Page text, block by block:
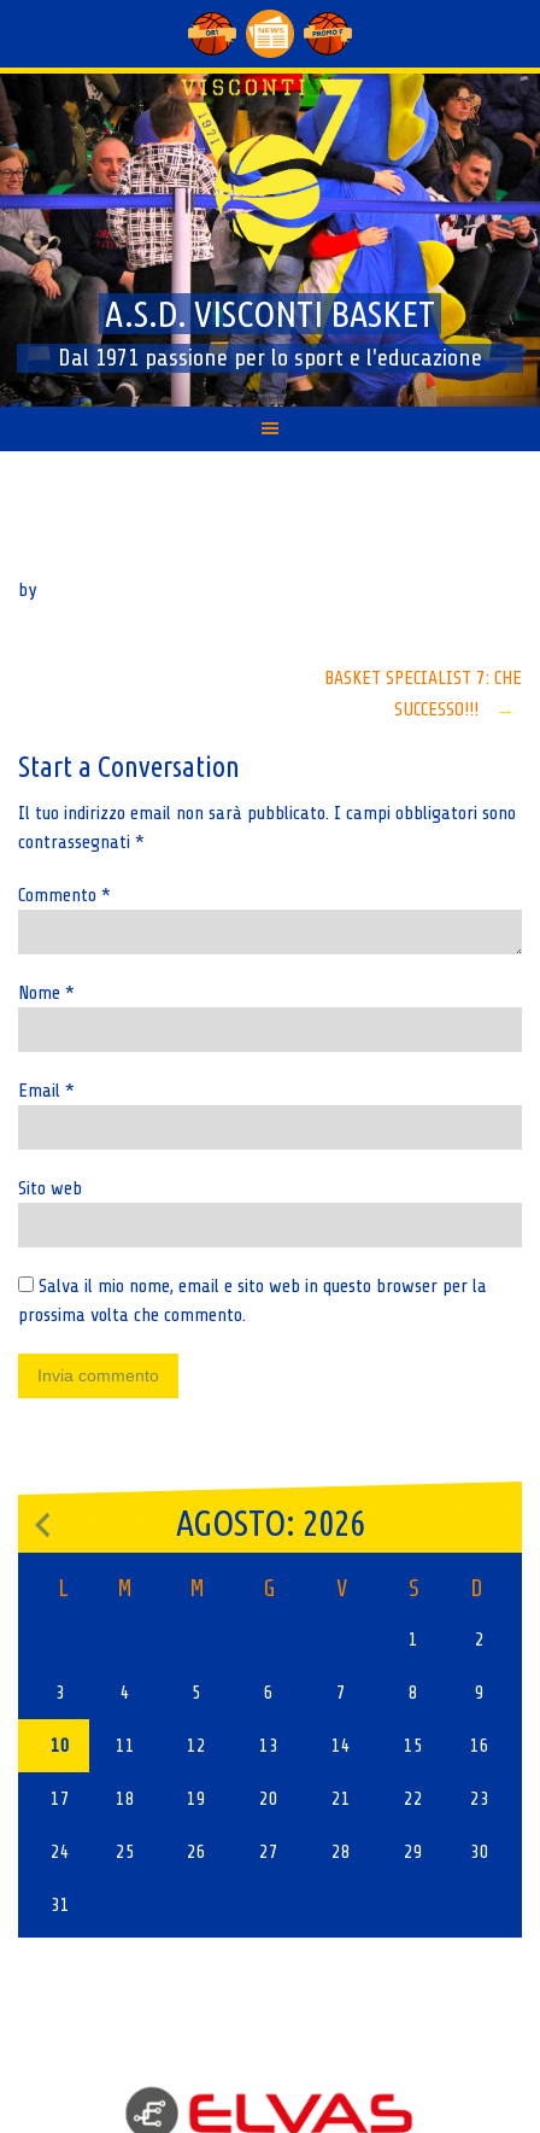
content
A.S.D. VISCONTI BASKET
Dal 1971 passione per lo sport e l'educazione
by
BASKET SPECIALIST 7: CHE
SUCCESSO!!!
→
Start a Conversation
Il tuo indirizzo email non sarà pubblicato. I campi obbligatori sono
contrassegnati *
Commento *
Nome *
Email *
Sito web
Salva il mio nome, email e sito web in questo browser per la
prossima volta che commento.
AGOSTO: 2026
L M M G V S D
1 2
3 4 5 6 7 8 9
10 11 12 13 14 15 16
17 18 19 20 21 22 23
24 25 26 27 28 29 30
31